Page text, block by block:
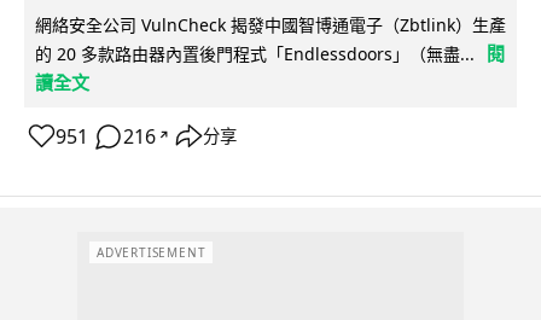
網絡安全公司 VulnCheck 揭發中國智博通電子（Zbtlink）生產
的 20 多款路由器內置後門程式「Endlessdoors」（無盡...
閱
讀全文
951 216 ↗ 分享
ADVERTISEMENT